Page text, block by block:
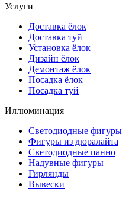
Услуги
Доставка ёлок
Доставка туй
Установка ёлок
Дизайн ёлок
Демонтаж ёлок
Посадка ёлок
Посадка туй
Иллюминация
Светодиодные фигуры
Фигуры из дюралайта
Светодиодные панно
Надувные фигуры
Гирлянды
Вывески